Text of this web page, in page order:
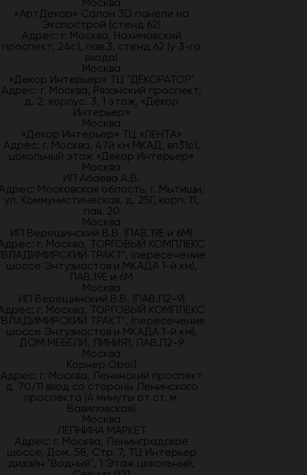
«АртДекор» Салон 3D панели на
Экспострой (стенд 62)
Адрес: г. Москва, Нахимовский
проспект, 24с1, пав.3, стенд 62 (у 3-го
входа)
Москва
«Декор Интерьер» ТЦ "ДЕКОРАТОР"
Адрес: г. Москва, Рязанский проспект,
д. 2, корпус. 3, 1 этаж, «Декор
Интерьер»
Москва
«Декор Интерьер» ТЦ «ЛЕНТА»
Адрес: г. Москва, 47й км МКАД, вл31с1,
цокольный этаж «Декор Интерьер»
Москва
ИП Абаева А.В.
Московская область, г. Мытищи,
ул. Коммунистическая, д. 25Г, корп. 11,
пав. 20
Москва
ИП Верещинский В.В. (ПАВ.19Е и 6М)
г. Москва, ТОРГОВЫЙ КОМПЛЕКС
ТРАКТ", (пересечение
шоссе Энтузиастов и МКАДА 1-й км),
ПАВ.19Е и 6М
Москва
ИП Верещинский В.В. (ПАВ.П2-9)
г. Москва, ТОРГОВЫЙ КОМПЛЕКС
ТРАКТ", (пересечение
шоссе Энтузиастов и МКАДА 1-й км),
ДОМ МЕБЕЛИ, ЛИНИЯ1, ПАВ.П2-9
Москва
Корнер Oboi1
Адрес: г. Москва, Ленинский проспект
д. 70/11 вход со стороны Ленинского
проспекта (4 минуты от ст. м.
Вавиловская)
Москва
ЛЕПНИНА МАРКЕТ
Адрес: г. Москва, Ленинградское
шоссе, Дом. 58, Стр. 7, ТЦ Интерьер
дизайн "Водный", 1 Этаж цокольный,